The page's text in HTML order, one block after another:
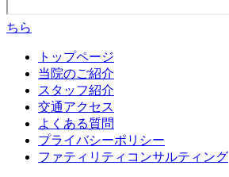
ちら
トップページ
当院のご紹介
スタッフ紹介
交通アクセス
よくある質問
プライバシーポリシー
ファティリティコンサルティング